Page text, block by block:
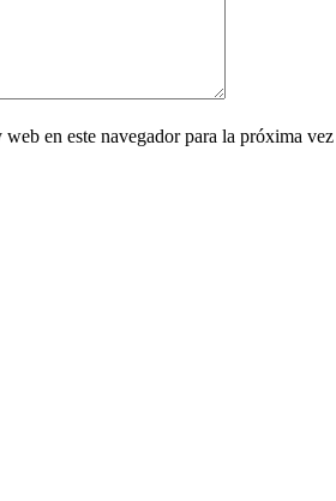
en este navegador para la próxima